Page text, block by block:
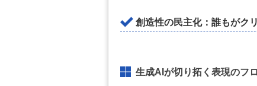
創造性の民主化：誰もがク
生成AIが切り拓く表現のフ